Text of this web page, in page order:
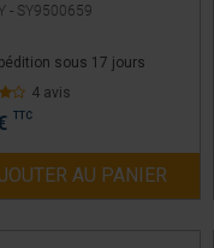
- SY9500659
sous 17 jours
4 avis
TTC
AU PANIER